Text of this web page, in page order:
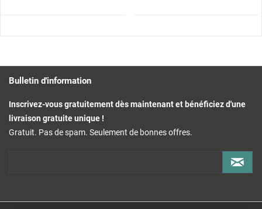
Bulletin d'information
Inscrivez-vous gratuitement dès maintenant et bénéficiez d'une
livraison gratuite unique !
Gratuit. Pas de spam. Seulement de bonnes offres.